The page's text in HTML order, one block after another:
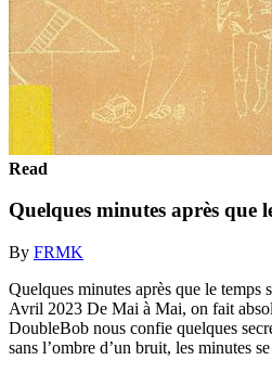
Read
Quelques minutes après que
By FRMK
Quelques minutes après que le
Avril 2023 De Mai à Mai, on fait
DoubleBob nous confie quelques
sans l’ombre d’un bruit, les minutes